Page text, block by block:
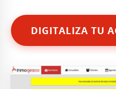
DIGITALIZA TU